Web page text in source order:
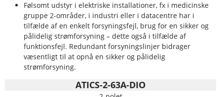
Følsomt udstyr i elektriske installationer, fx i medicinske
gruppe 2-områder, i industri eller i datacentre har i
tilfælde af en enkelt forsyningsfejl, brug for en sikker og
pålidelig strømforsyning – dette også i tilfælde af
funktionsfejl. Redundant forsyningslinjer bidrager
væsentligt til at opnå en sikker og pålidelig
strømforsyning.
ATICS-2-63A-DIO